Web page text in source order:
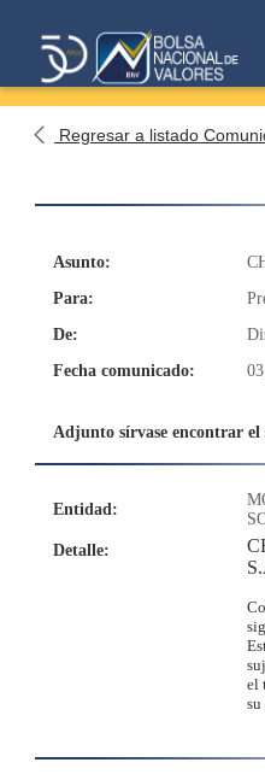
Regresar a listado
Asunto:
Para:
De:
Fecha comunicado:
Adjunto sírvase encontrar el
Entidad:
Detalle:
el
su